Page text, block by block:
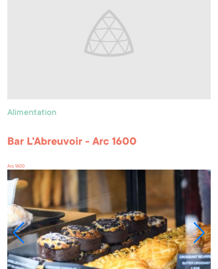
Alimentation
Bar L'Abreuvoir - Arc 1600
Arc 1600